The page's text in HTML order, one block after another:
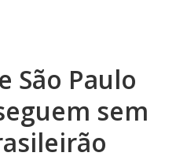
São Paulo
sem